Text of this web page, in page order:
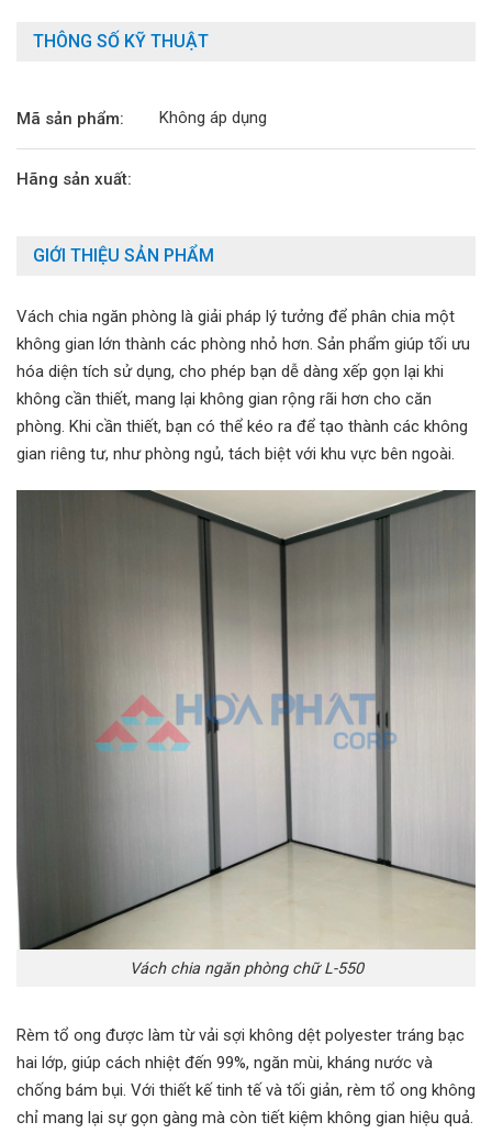
THÔNG SỐ KỸ THUẬT
Mã sản phẩm: Không áp dụng
Hãng sản xuất:
GIỚI THIỆU SẢN PHẨM
Vách chia ngăn phòng là giải pháp lý tưởng để phân chia một
không gian lớn thành các phòng nhỏ hơn. Sản phẩm giúp tối ưu
hóa diện tích sử dụng, cho phép bạn dễ dàng xếp gọn lại khi
không cần thiết, mang lại không gian rộng rãi hơn cho căn
phòng. Khi cần thiết, bạn có thể kéo ra để tạo thành các không
gian riêng tư, như phòng ngủ, tách biệt với khu vực bên ngoài.
Vách chia ngăn phòng chữ L-550
Rèm tổ ong được làm từ vải sợi không dệt polyester tráng bạc
hai lớp, giúp cách nhiệt đến 99%, ngăn mùi, kháng nước và
chống bám bụi. Với thiết kế tinh tế và tối giản, rèm tổ ong không
chỉ mang lại sự gọn gàng mà còn tiết kiệm không gian hiệu quả.